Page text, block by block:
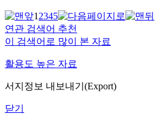
12345
연관 검색어 추천
이 검색어로 많이 본 자료
활용도 높은 자료
서지정보 내보내기(Export)
닫기